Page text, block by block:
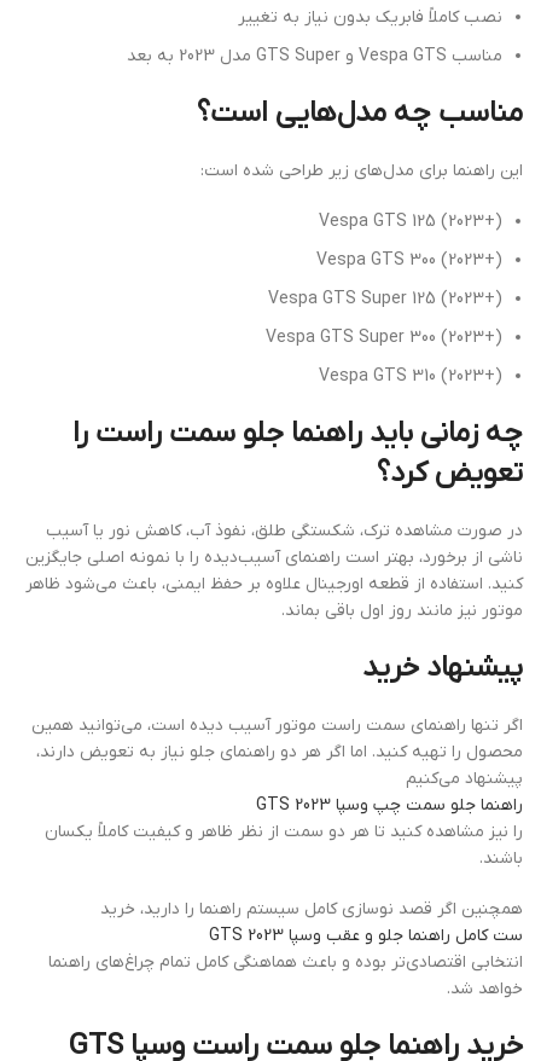
نصب کاملاً فابریک بدون نیاز به تغییر
مناسب Vespa GTS و GTS Super مدل 2023 به بعد
مناسب چه مدل‌هایی است؟
این راهنما برای مدل‌های زیر طراحی شده است:
Vespa GTS 125 (2023+)
Vespa GTS 300 (2023+)
Vespa GTS Super 125 (2023+)
Vespa GTS Super 300 (2023+)
Vespa GTS 310 (2023+)
چه زمانی باید راهنما جلو سمت راست را
تعویض کرد؟
در صورت مشاهده ترک، شکستگی طلق، نفوذ آب، کاهش نور یا آسیب
ناشی از برخورد، بهتر است راهنمای آسیب‌دیده را با نمونه اصلی جایگزین
کنید. استفاده از قطعه اورجینال علاوه بر حفظ ایمنی، باعث می‌شود ظاهر
موتور نیز مانند روز اول باقی بماند.
پیشنهاد خرید
اگر تنها راهنمای سمت راست موتور آسیب دیده است، می‌توانید همین
محصول را تهیه کنید. اما اگر هر دو راهنمای جلو نیاز به تعویض دارند،
پیشنهاد می‌کنیم
راهنما جلو سمت چپ وسپا GTS 2023
را نیز مشاهده کنید تا هر دو سمت از نظر ظاهر و کیفیت کاملاً یکسان
باشند.
همچنین اگر قصد نوسازی کامل سیستم راهنما را دارید، خرید
ست کامل راهنما جلو و عقب وسپا GTS 2023
انتخابی اقتصادی‌تر بوده و باعث هماهنگی کامل تمام چراغ‌های راهنما
خواهد شد.
خرید راهنما جلو سمت راست وسپا GTS